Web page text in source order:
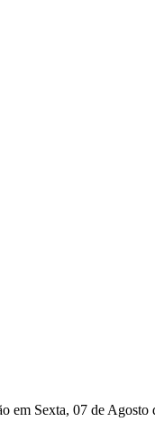
em Sexta, 07 de Agosto